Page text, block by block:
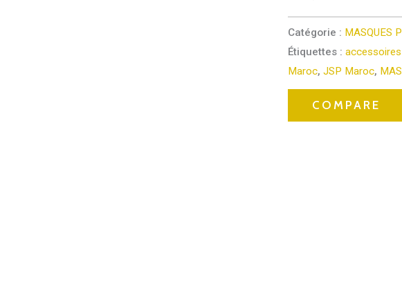
Catégorie : MASQUES
Étiquettes :
Maroc,JSP Maroc,
COMPARE